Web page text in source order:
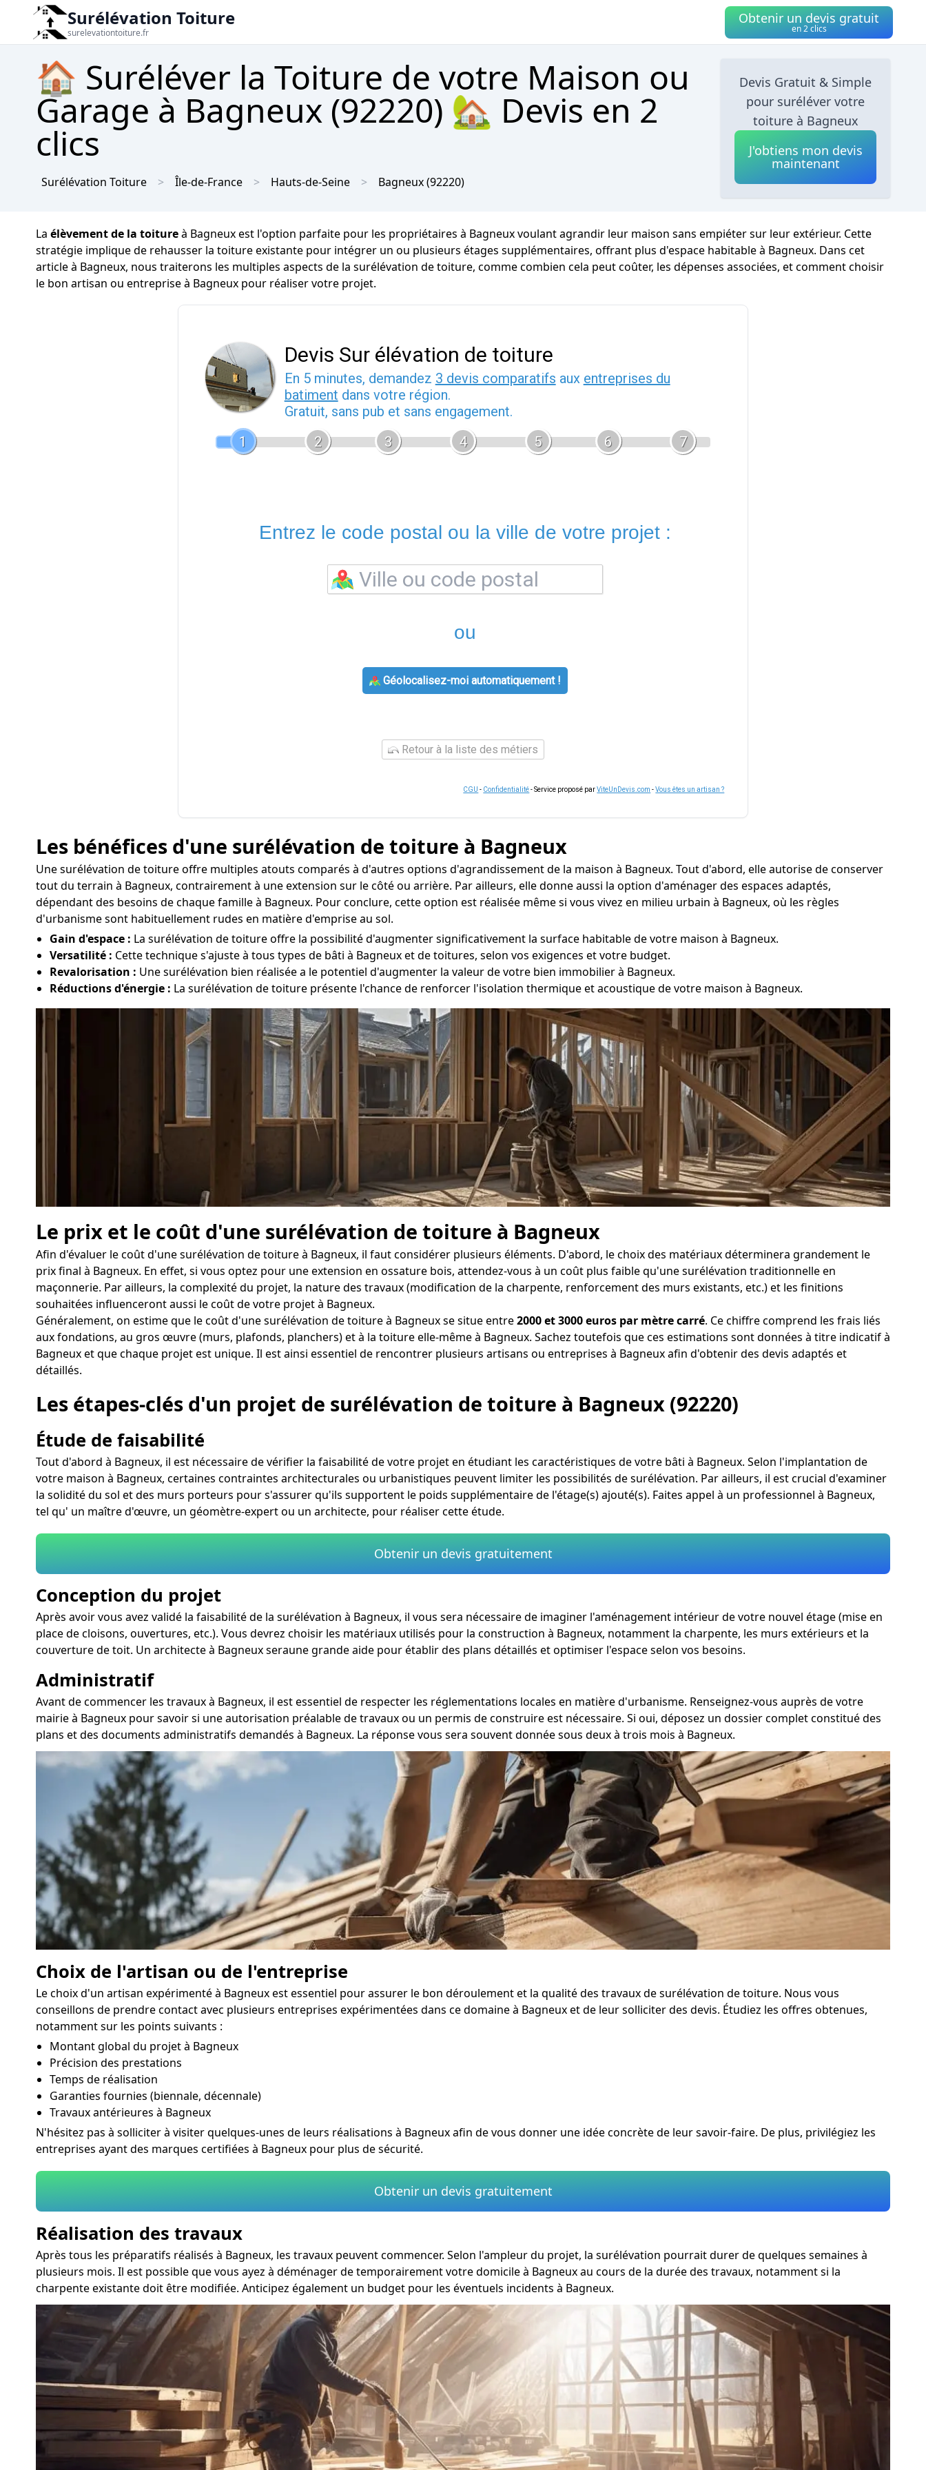
Surélévation Toiture
surelevationtoiture.fr
Obtenir un devis gratuit
en 2 clics
🏠 Suréléver la Toiture de votre Maison ou
Garage à Bagneux (92220) 🏡 Devis en 2
clics
Surélévation Toiture Île-de-France Hauts-de-Seine Bagneux(92220)
Devis Gratuit & Simple
pour suréléver votre
toiture à Bagneux
J'obtiens mon devis
maintenant
La élèvement de la toitureà Bagneux est l'option parfaite pour les propriétaires à Bagneux voulant agrandir leur maison sans empiéter sur leur extérieur. Cette
stratégie implique de rehausser la toiture existante pour intégrer un ou plusieurs étages supplémentaires, offrant plus d'espace habitable à Bagneux. Dans cet
article à Bagneux, nous traiterons les multiples aspects de la surélévation de toiture, comme combien cela peut coûter, les dépenses associées, et comment choisir
le bon artisan ou entreprise à Bagneux pour réaliser votre projet.
Devis Sur élévation de toiture
En 5 minutes, demandez 3 devis comparatifs aux entreprises du
batiment dans votre région.
Gratuit, sans pub et sans engagement.
1
2 3 4 5 6 7
Entrez le code postal ou la ville de votre projet :
ou
Géolocalisez-moi automatiquement !
Retour à la liste des métiers
CGU - Confidentialité- Service proposé parViteUnDevis.com -Vous êtes un artisan ?
Les bénéfices d'une surélévation de toiture à Bagneux
Une surélévation de toiture offre multiples atouts comparés à d'autres options d'agrandissement de la maison à Bagneux. Tout d'abord, elle autorise de conserver
tout du terrain à Bagneux, contrairement à une extension sur le côté ou arrière. Par ailleurs, elle donne aussi la option d'aménager des espaces adaptés,
dépendant des besoins de chaque famille à Bagneux. Pour conclure, cette option est réalisée même si vous vivez en milieu urbain à Bagneux, où les règles
d'urbanisme sont habituellement rudes en matière d'emprise au sol.
Gain d'espace : La surélévation de toiture offre la possibilité d'augmenter significativement la surface habitable de votre maison à Bagneux.
Versatilité : Cette technique s'ajuste à tous types de bâti à Bagneux et de toitures, selon vos exigences et votre budget.
Revalorisation : Une surélévation bien réalisée a le potentiel d'augmenter la valeur de votre bien immobilier à Bagneux.
Réductions d'énergie : La surélévation de toiture présente l'chance de renforcer l'isolation thermique et acoustique de votre maison à Bagneux.
Le prix et le coût d'une surélévation de toiture à Bagneux
Afin d'évaluer le coût d'une surélévation de toiture à Bagneux, il faut considérer plusieurs éléments. D'abord, le choix des matériaux déterminera grandement le
prix final à Bagneux. En effet, si vous optez pour une extension en ossature bois, attendez-vous à un coût plus faible qu'une surélévation traditionnelle en
maçonnerie. Par ailleurs, la complexité du projet, la nature des travaux (modification de la charpente, renforcement des murs existants, etc.) et les finitions
souhaitées influenceront aussi le coût de votre projet à Bagneux.
Généralement, on estime que le coût d'une surélévation de toiture à Bagneux se situe entre2000 et 3000 euros par mètre carré. Ce chiffre comprend les frais liés
aux fondations, au gros œuvre (murs, plafonds, planchers) et à la toiture elle-même à Bagneux. Sachez toutefois que ces estimations sont données à titre indicatif à
Bagneux et que chaque projet est unique. Il est ainsi essentiel de rencontrer plusieurs artisans ou entreprises à Bagneux afin d'obtenir des devis adaptés et
détaillés.
Les étapes-clés d'un projet de surélévation de toiture à Bagneux (92220)
Étude de faisabilité
Tout d'abord à Bagneux, il est nécessaire de vérifier la faisabilité de votre projet en étudiant les caractéristiques de votre bâti à Bagneux. Selon l'implantation de
votre maison à Bagneux, certaines contraintes architecturales ou urbanistiques peuvent limiter les possibilités de surélévation. Par ailleurs, il est crucial d'examiner
la solidité du sol et des murs porteurs pour s'assurer qu'ils supportent le poids supplémentaire de l'étage(s) ajouté(s). Faites appel à un professionnel à Bagneux,
tel qu' un maître d'œuvre, un géomètre-expert ou un architecte, pour réaliser cette étude.
Obtenir un devis gratuitement
Conception du projet
Après avoir vous avez validé la faisabilité de la surélévation à Bagneux, il vous sera nécessaire de imaginer l'aménagement intérieur de votre nouvel étage (mise en
place de cloisons, ouvertures, etc.). Vous devrez choisir les matériaux utilisés pour la construction à Bagneux, notamment la charpente, les murs extérieurs et la
couverture de toit. Un architecte à Bagneux seraune grande aide pour établir des plans détaillés et optimiser l'espace selon vos besoins.
Administratif
Avant de commencer les travaux à Bagneux, il est essentiel de respecter les réglementations locales en matière d'urbanisme. Renseignez-vous auprès de votre
mairie à Bagneux pour savoir si une autorisation préalable de travaux ou un permis de construire est nécessaire. Si oui, déposez un dossier complet constitué des
plans et des documents administratifs demandés à Bagneux. La réponse vous sera souvent donnée sous deux à trois mois à Bagneux.
Choix de l'artisan ou de l'entreprise
Le choix d'un artisan expérimenté à Bagneux est essentiel pour assurer le bon déroulement et la qualité des travaux de surélévation de toiture. Nous vous
conseillons de prendre contact avec plusieurs entreprises expérimentées dans ce domaine à Bagneux et de leur solliciter des devis. Étudiez les offres obtenues,
notamment sur les points suivants :
Montant global du projet à Bagneux
Précision des prestations
Temps de réalisation
Garanties fournies (biennale, décennale)
Travaux antérieures à Bagneux
N'hésitez pas à solliciter à visiter quelques-unes de leurs réalisations à Bagneux afin de vous donner une idée concrète de leur savoir-faire. De plus, privilégiez les
entreprises ayant des marques certifiées à Bagneux pour plus de sécurité.
Obtenir un devis gratuitement
Réalisation des travaux
Après tous les préparatifs réalisés à Bagneux, les travaux peuvent commencer. Selon l'ampleur du projet, la surélévation pourrait durer de quelques semaines à
plusieurs mois. Il est possible que vous ayez à déménager de temporairement votre domicile à Bagneux au cours de la durée des travaux, notamment si la
charpente existante doit être modifiée. Anticipez également un budget pour les éventuels incidents à Bagneux.